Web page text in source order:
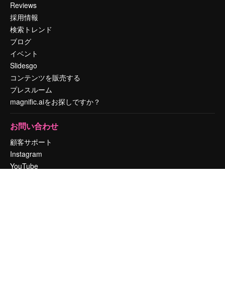
Reviews
採用情報
検索トレンド
ブログ
イベント
Slidesgo
コンテンツを販売する
プレスルーム
magnific.aiをお探しですか？
お問い合わせ
顧客サポート
Instagram
YouTube